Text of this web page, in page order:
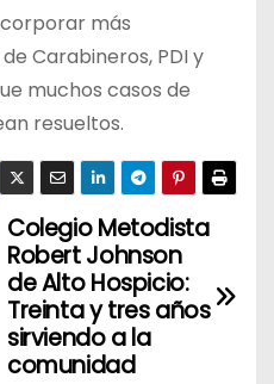
más
Carabineros, PDI y
muchos casos de
resueltos.
Colegio Metodista
Robert Johnson
de Alto Hospicio:
Treinta y tres años
sirviendo a la
comunidad